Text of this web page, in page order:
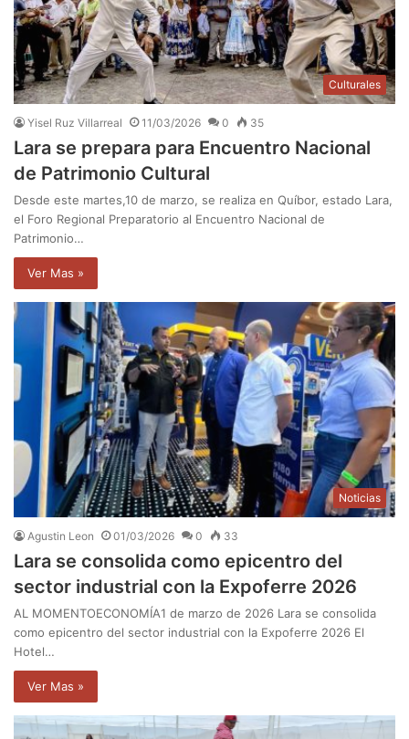
Culturales
Yisel Ruz Villarreal 11/03/2026 0 35
Lara se prepara para Encuentro Nacional
de Patrimonio Cultural
Desde este martes,10 de marzo, se realiza en Quíbor, estado Lara,
el Foro Regional Preparatorio al Encuentro Nacional de
Patrimonio…
Ver Mas »
Noticias
Agustin Leon 01/03/2026 0 33
Lara se consolida como epicentro del
sector industrial con la Expoferre 2026
AL MOMENTOECONOMÍA1 de marzo de 2026 Lara se consolida
como epicentro del sector industrial con la Expoferre 2026 El
Hotel…
Ver Mas »